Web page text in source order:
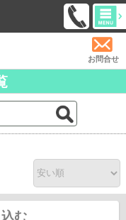
お問合せ
む